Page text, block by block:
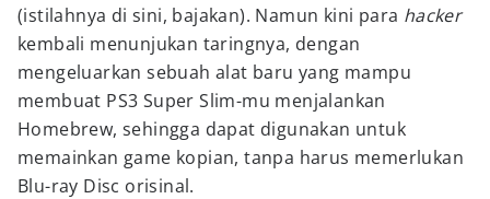
(istilahnya di sini, bajakan). Namun kini para hacker
kembali menunjukan taringnya, dengan
mengeluarkan sebuah alat baru yang mampu
membuat PS3 Super Slim-mu menjalankan
Homebrew, sehingga dapat digunakan untuk
memainkan game kopian, tanpa harus memerlukan
Blu-ray Disc orisinal.